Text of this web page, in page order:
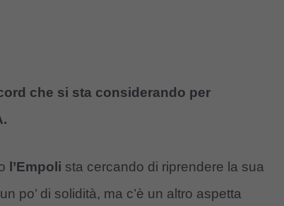
che si sta considerando per
l’Empoli sta cercando di riprendere la sua
po’ di solidità, ma c’è un altro aspetta